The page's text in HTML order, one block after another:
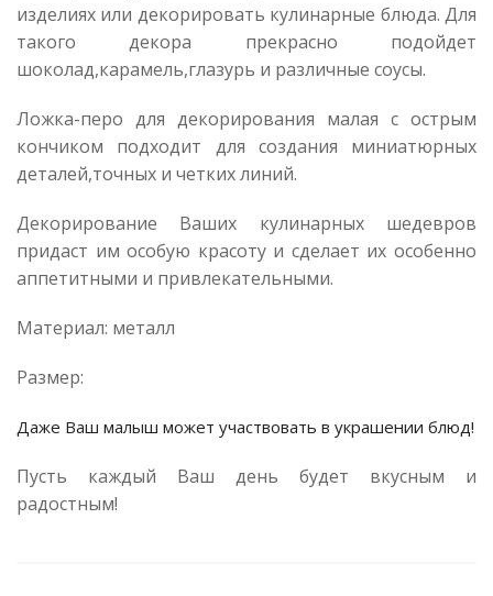
изделиях или декорировать кулинарные блюда. Для
такого декора прекрасно подойдет
шоколад,карамель,глазурь и различные соусы.
Ложка-перо для декорирования малая с острым
кончиком подходит для создания миниатюрных
деталей,точных и четких линий.
Декорирование Ваших кулинарных шедевров
придаст им особую красоту и сделает их особенно
аппетитными и привлекательными.
Материал: металл
Размер:
Даже Ваш малыш может участвовать в украшении блюд!
Пусть каждый Ваш день будет вкусным и
радостным!